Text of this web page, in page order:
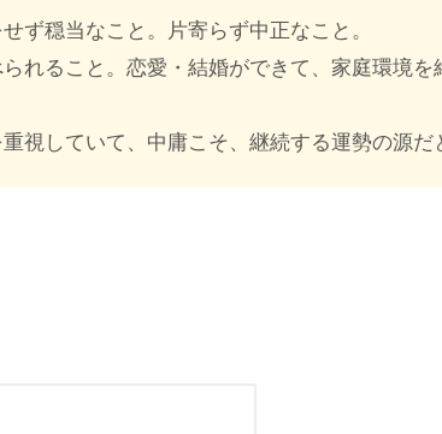
ず穏当なこと。片寄らず中正なこと。
れること。恋愛・結婚ができて、家庭環境
視していて、中庸こそ、継続する運勢の源だ